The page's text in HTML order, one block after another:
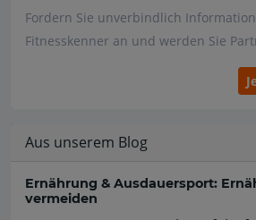
Fordern Sie unverbindlich
Fitnesskenner an und werden Sie
Aus unserem Blog
Ernährung & Ausdauersport:
vermeiden